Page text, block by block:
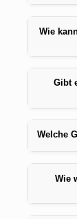
Wie
Gibt
Welche
Wie